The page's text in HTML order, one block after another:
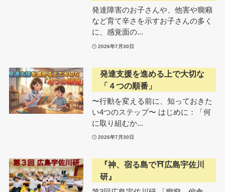
発達障害のお子さんや、他害や癇癪
など育て辛さを示すお子さんの多く
に、感覚面の...
2026年7月30日
発達支援を進める上で大切な
「４つの順番」
〜行動を変える前に、知っておきた
い4つのステップ〜 はじめに：「何
に取り組むか...
2026年7月30日
『神、宿る島で⛩広島宇佐川
研』